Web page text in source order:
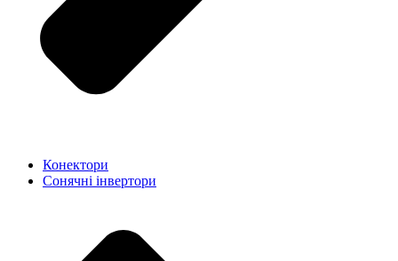
Конектори
Сонячні інвертори